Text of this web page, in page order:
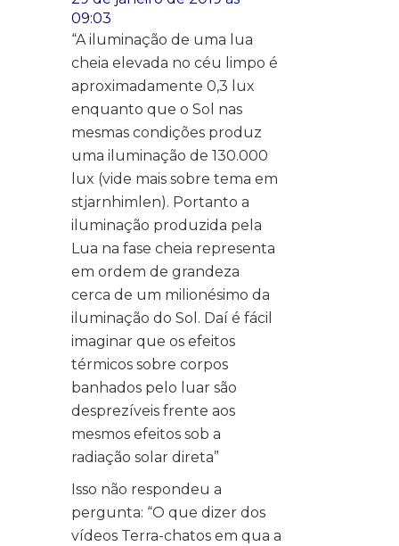
09:03
“A iluminação de uma lua
cheia elevada no céu limpo é
aproximadamente 0,3 lux
enquanto que o Sol nas
mesmas condições produz
uma iluminação de 130.000
lux (vide mais sobre tema em
stjarnhimlen). Portanto a
iluminação produzida pela
Lua na fase cheia representa
em ordem de grandeza
cerca de um milionésimo da
iluminação do Sol. Daí é fácil
imaginar que os efeitos
térmicos sobre corpos
banhados pelo luar são
desprezíveis frente aos
mesmos efeitos sob a
radiação solar direta”
Isso não respondeu a
pergunta: “O que dizer dos
vídeos Terra-chatos em qua a